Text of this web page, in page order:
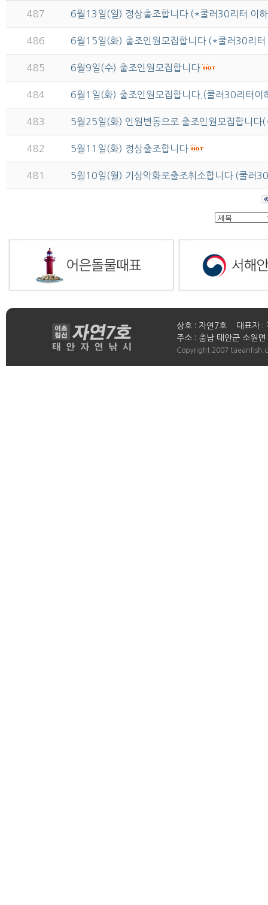
487 6월13일(일) 정상출조합니다 (*쿨러30리터 이
486 6월15일(화) 출조인원모집합니다 (*쿨러30리
485 6월9일(수) 출조인원모집합니다
484 6월1일(화) 출조인원모집합니다.(쿨러30리터이
483 5월25일(화) 인원변동으로 출조인원모집합니
482 5월11일(화) 정상출조합니다
481 5윌10일(월) 기상악화로출조취소합니다 (쿨러
상호 : 자연7호 대표자
주소 : 충남 태안군 소원
Copyright 2007